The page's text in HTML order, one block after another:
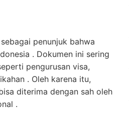
penunjuk bahwa
. Dokumen ini sering
pengurusan visa,
. Oleh karena itu,
diterima dengan sah oleh
.